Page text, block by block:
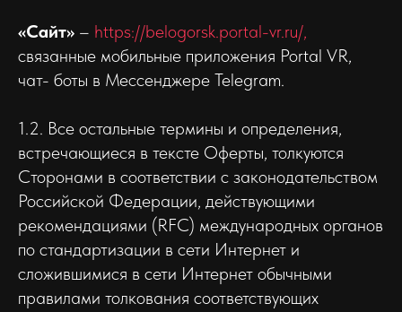
«Сайт» – https://belogorsk.portal-vr.ru/,
связанные мобильные приложения Portal VR,
чат- боты в Мессенджере Telegram.
1.2. Все остальные термины и определения,
встречающиеся в тексте Оферты, толкуются
Сторонами в соответствии с законодательством
Российской Федерации, действующими
рекомендациями (RFC) международных органов
по стандартизации в сети Интернет и
сложившимися в сети Интернет обычными
правилами толкования соответствующих